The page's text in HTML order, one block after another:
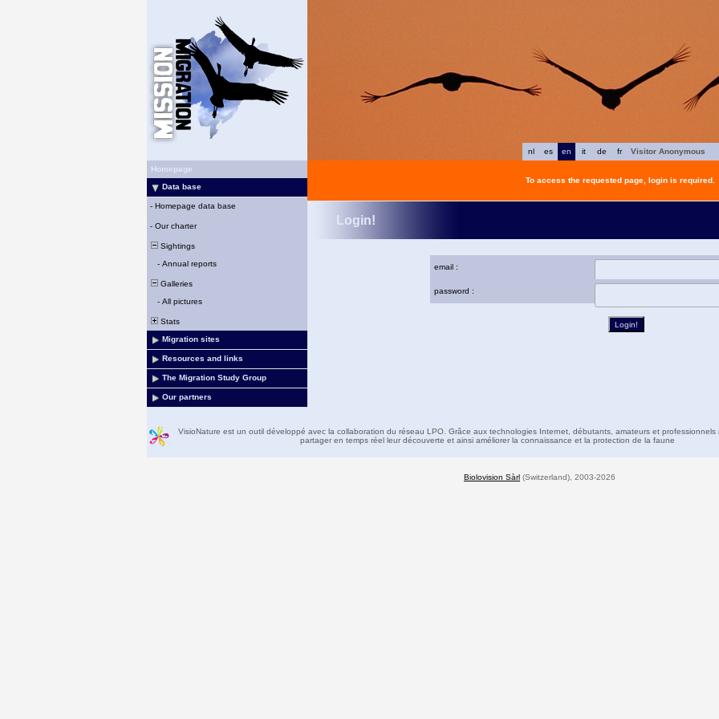
fr
de
it
en
es
nl
Visitor Anonymous
Homepage
Data base
- Homepage data base
- Our charter
Sightings
- Annual reports
Galleries
- All pictures
Stats
Migration sites
Resources and links
The Migration Study Group
Our partners
To access the requested page, login is required.
Login!
email :
password :
VisioNature est un outil développé avec la collaboration du réseau LPO. Grâce aux technologies Internet, débutants, amateurs et professionnels
partager en temps réel leur découverte et ainsi améliorer la connaissance et la protection de la faune
Biolovision Sàrl (Switzerland), 2003-2026